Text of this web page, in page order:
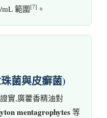
範圍[7] 。
菌與皮癬菌)
實,廣藿香精油對
mentagrophytes 等